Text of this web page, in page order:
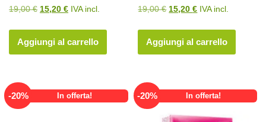
19,00€ Il
originale
era:
15,20 €Il
attuale
è:
IVA incl.
Aggiungi al carrello
19,00€ Il
originale
era:
15,20€Il
attuale
è:
IVA incl.
Aggiungi al carrello
-20% In offerta! -20% In offerta!